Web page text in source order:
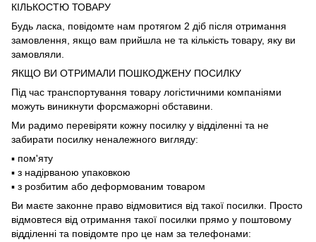
КІЛЬКОСТЮ ТОВАРУ
Будь ласка, повідомте нам протягом 2 діб після отримання
замовлення, якщо вам прийшла не та кількість товару, яку ви
замовляли.
ЯКЩО ВИ ОТРИМАЛИ ПОШКОДЖЕНУ ПОСИЛКУ
Під час транспортування товару логістичними компаніями
можуть виникнути форсмажорні обставини.
Ми радимо перевіряти кожну посилку у відділенні та не
забирати посилку неналежного вигляду:
▪️ пом'яту
▪️ з надірваною упаковкою
▪️ з розбитим або деформованим товаром
Ви маєте законне право відмовитися від такої посилки. Просто
відмовтеся від отримання такої посилки прямо у поштовому
відділенні та повідомте про це нам за телефонами: